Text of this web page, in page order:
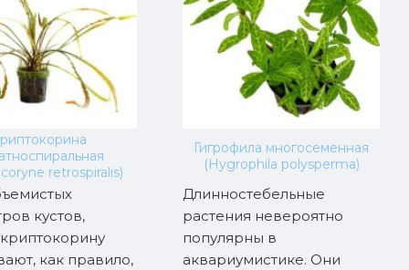
retrospiralis)
кустов,
как правило,
Гигрофила многосеменная
(Hygrophila polysperma)
Длинностебельные
растения невероятно
популярны в
аквариумистике. Они